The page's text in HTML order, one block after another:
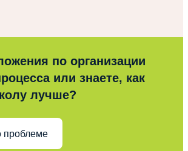
по организации
или знаете, как
лучше?
проблеме